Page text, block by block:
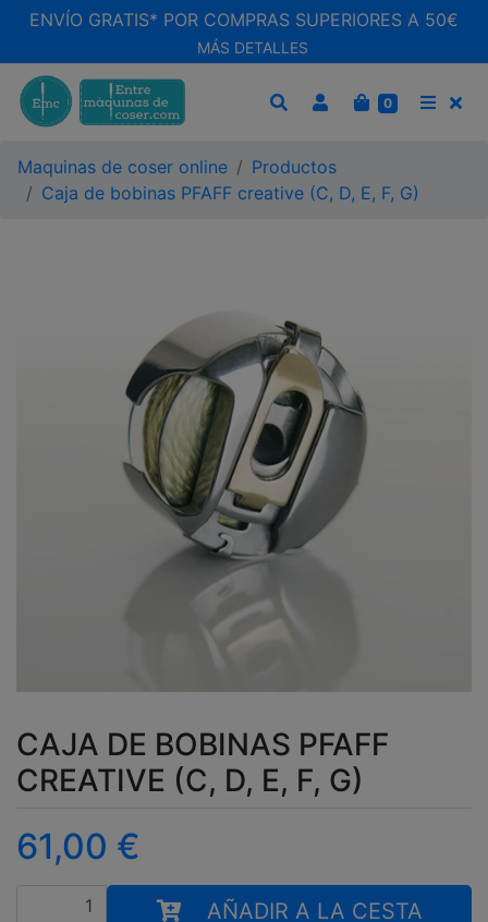
ENVÍO GRATIS* POR COMPRAS SUPERIORES A 50€
MÁS DETALLES
CARRITO
0
Maquinas de coser online
Productos
Caja de bobinas PFAFF creative (C, D, E, F, G)
CAJA DE BOBINAS PFAFF
CREATIVE (C, D, E, F, G)
61,00 €
Cantidad
AÑADIR A LA CESTA